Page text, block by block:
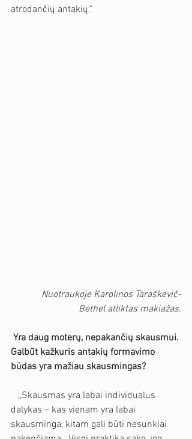
atrodančių antakių.“
Bethel atliktas makiažas.
Yra daug moterų, nepakančių skausmui.
Galbūt kažkuris antakių formavimo
būdas yra mažiau skausmingas?
dalykas – kas vienam yra labai
skausminga, kitam gali būti nesunkiai